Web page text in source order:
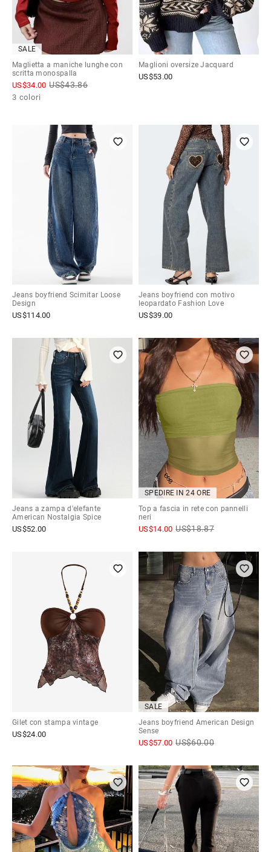
SALE
Maglietta a maniche lunghe con
scritta monospalla
US$34.00 US$43.86
3 colori
Maglioni oversize Jacquard
US$53.00
Jeans boyfriend Scimitar Loose
Design
US$114.00
Jeans boyfriend con motivo
leopardato Fashion Love
US$39.00
Jeans a zampa d'elefante
American Nostalgia Spice
US$52.00
SPEDIRE IN 24 ORE
Top a fascia in rete con pannelli
neri
US$14.00 US$18.87
Gilet con stampa vintage
US$24.00
SALE
Jeans boyfriend American Design
Sense
US$57.00 US$60.00